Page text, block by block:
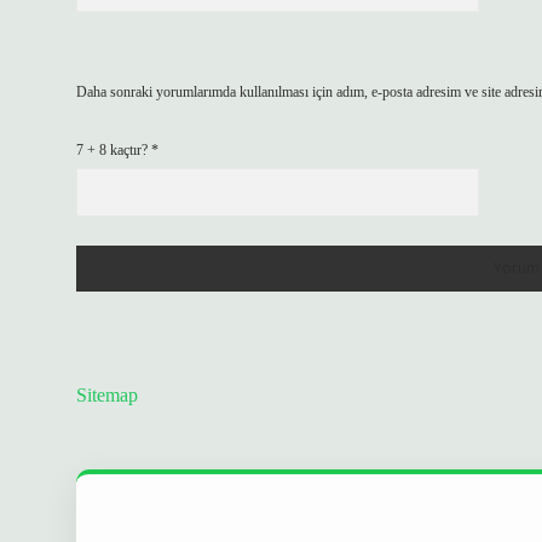
Daha sonraki yorumlarımda kullanılması için adım, e-posta adresim ve site
7 + 8 kaçtır? *
Sitemap